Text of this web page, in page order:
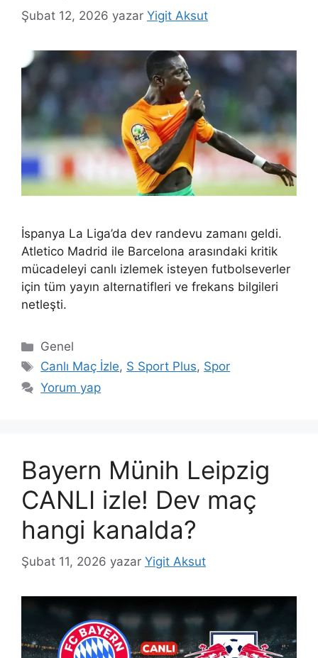
Şubat 12, 2026 yazar Yigit Aksut
İspanya La Liga’da dev randevu zamanı geldi.
Atletico Madrid ile Barcelona arasındaki kritik
mücadeleyi canlı izlemek isteyen futbolseverler
için tüm yayın alternatifleri ve frekans bilgileri
netleşti.
Kategoriler
Genel
Etiketler
Canlı Maç İzle, S Sport Plus, Spor
Yorum yap
Bayern Münih Leipzig
CANLI izle! Dev maç
hangi kanalda?
Şubat 11, 2026 yazar Yigit Aksut